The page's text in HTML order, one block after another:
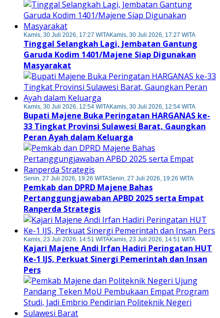
Kamis, 30 Juli 2026, 17:27 WITAKamis, 30 Juli 2026, 17:27 WITA
Tinggal Selangkah Lagi, Jembatan Gantung
Garuda Kodim 1401/Majene Siap Digunakan
Masyarakat
Kamis, 30 Juli 2026, 12:54 WITAKamis, 30 Juli 2026, 12:54 WITA
Bupati Majene Buka Peringatan HARGANAS ke-
33 Tingkat Provinsi Sulawesi Barat, Gaungkan
Peran Ayah dalam Keluarga
Senin, 27 Juli 2026, 19:26 WITASenin, 27 Juli 2026, 19:26 WITA
Pemkab dan DPRD Majene Bahas
Pertanggungjawaban APBD 2025 serta Empat
Ranperda Strategis
Kamis, 23 Juli 2026, 14:51 WITAKamis, 23 Juli 2026, 14:51 WITA
Kajari Majene Andi Irfan Hadiri Peringatan HUT
Ke-1 IJS, Perkuat Sinergi Pemerintah dan Insan
Pers